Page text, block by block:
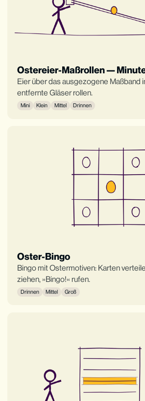
Ostereier-Maßrollen —
Eier über das ausgezogene Maßband
entfernte Gläser rollen.
Mini Klein Mittel Drinnen
Oster-Bingo
Bingo mit Ostermotiven: Karten
ziehen, »Bingo!« rufen.
Drinnen Mittel Groß